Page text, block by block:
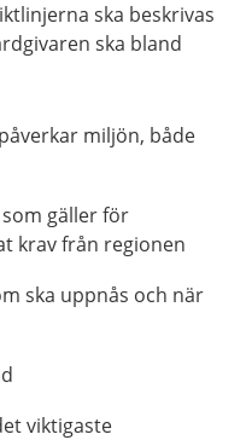
ska beskrivas
ska bland
miljön, både
gäller för
krav från regionen
ska uppnås och när
viktigaste